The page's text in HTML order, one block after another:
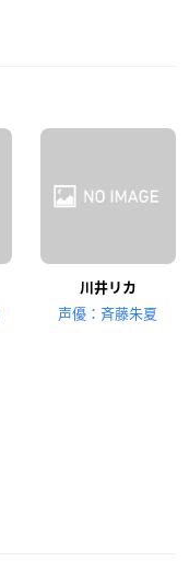
川井リカ
声優：斉藤朱夏